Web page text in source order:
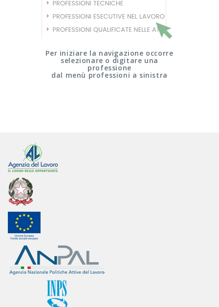
Per iniziare la navigazione occorre
selezionare o digitare una
professione
dal menù professioni a sinistra